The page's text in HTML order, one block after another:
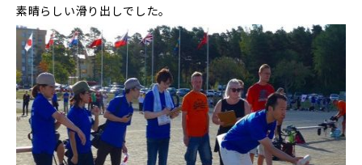
素晴らしい滑り出しでした。